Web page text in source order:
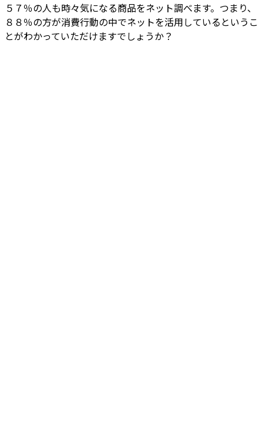
５７％の人も時々気になる商品をネット調べます。つまり、
８８％の方が消費行動の中でネットを活用しているというこ
とがわかっていただけますでしょうか？